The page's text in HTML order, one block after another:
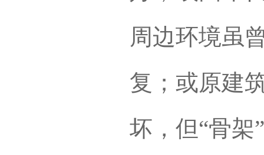
周边环境虽
复；或原建
坏，但“骨架